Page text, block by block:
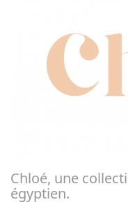
Chloé, une
égyptien.